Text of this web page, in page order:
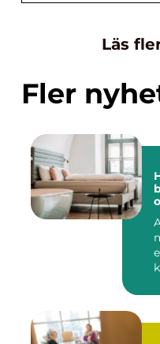
Läs
Fler